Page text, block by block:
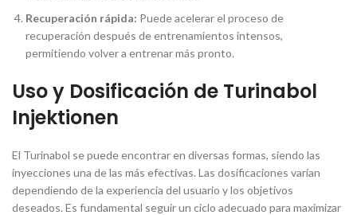
Recuperación rápida: Puede acelerar el proceso de
recuperación después de entrenamientos intensos,
permitiendo volver a entrenar más pronto.
Uso y Dosificación de Turinabol
Injektionen
El Turinabol se puede encontrar en diversas formas, siendo las
inyecciones una de las más efectivas. Las dosificaciones varían
dependiendo de la experiencia del usuario y los objetivos
deseados. Es fundamental seguir un ciclo adecuado para maximizar